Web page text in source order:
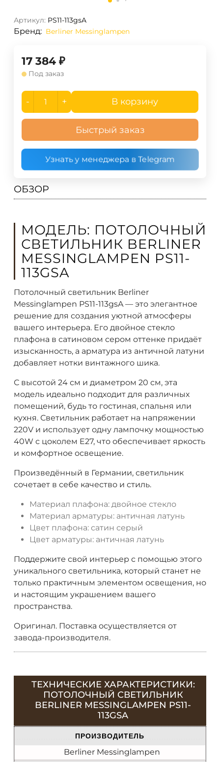
Артикул: PS11-113gsA
Бренд: Berliner Messinglampen
17 384 ₽
Под заказ
- + В корзину
Быстрый заказ
Узнать у менеджера в Telegram
ОБЗОР
МОДЕЛЬ: ПОТОЛОЧНЫЙ
СВЕТИЛЬНИК BERLINER
MESSINGLAMPEN PS11-
113GSA
Потолочный светильник Berliner
Messinglampen PS11-113gsA — это элегантное
решение для создания уютной атмосферы
вашего интерьера. Его двойное стекло
плафона в сатиновом сером оттенке придаёт
изысканность, а арматура из античной латуни
добавляет нотки винтажного шика.
С высотой 24 см и диаметром 20 см, эта
модель идеально подходит для различных
помещений, будь то гостиная, спальня или
кухня. Светильник работает на напряжении
220V и использует одну лампочку мощностью
40W с цоколем E27, что обеспечивает яркость
и комфортное освещение.
Произведённый в Германии, светильник
сочетает в себе качество и стиль.
Материал плафона: двойное стекло
Материал арматуры: античная латунь
Цвет плафона: сатин серый
Цвет арматуры: античная латунь
Поддержите свой интерьер с помощью этого
уникального светильника, который станет не
только практичным элементом освещения, но
и настоящим украшением вашего
пространства.
Оригинал. Поставка осуществляется от
завода-производителя.
ТЕХНИЧЕСКИЕ ХАРАКТЕРИСТИКИ:
ПОТОЛОЧНЫЙ СВЕТИЛЬНИК
BERLINER MESSINGLAMPEN PS11-
113GSA
ПРОИЗВОДИТЕЛЬ
Berliner Messinglampen